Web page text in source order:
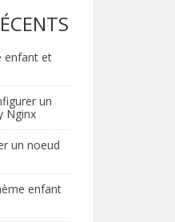
enfant et
un
Nginx
un noeud
enfant